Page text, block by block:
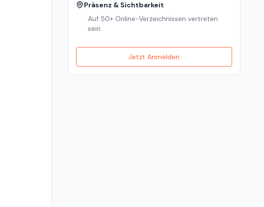
Präsenz & Sichtbarkeit
Auf 50+ Online-Verzeichnissen vertreten
sein.
Jetzt Anmelden